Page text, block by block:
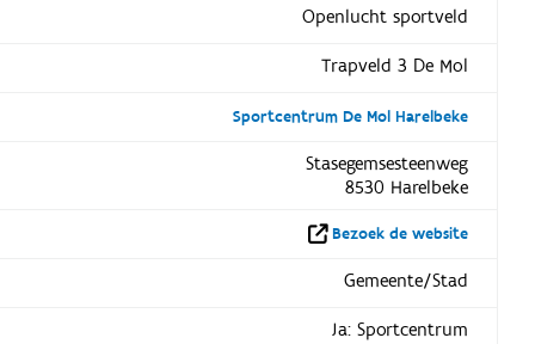
Openlucht sportveld
Trapveld 3 De Mol
Sportcentrum De Mol Harelbeke
Stasegemsesteenweg
8530 Harelbeke
Bezoek de website
Gemeente/Stad
Ja: Sportcentrum